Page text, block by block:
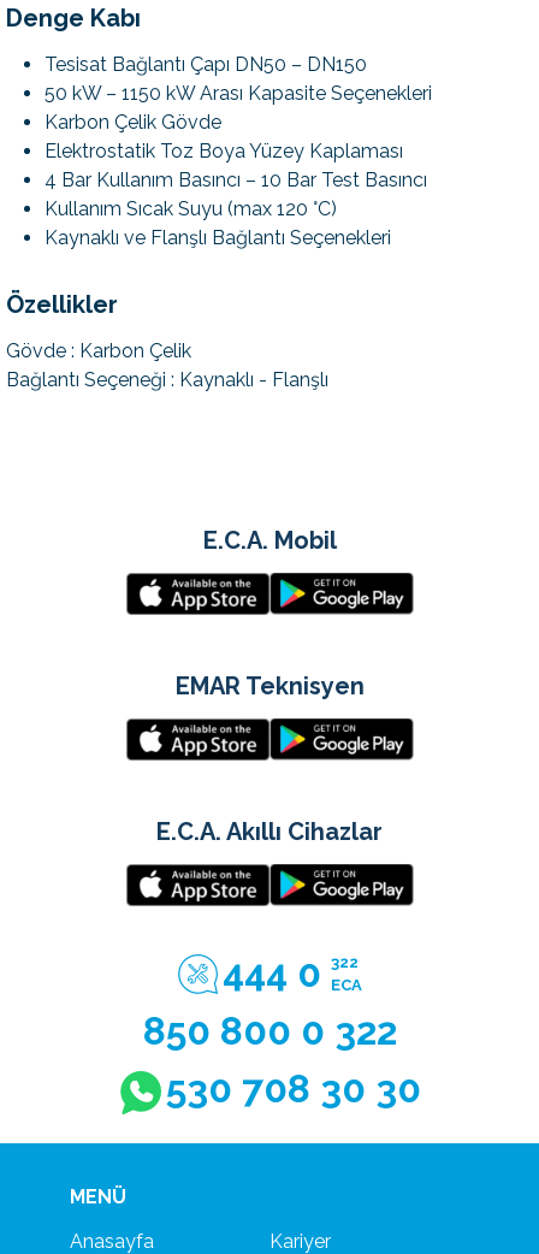
Denge Kabı
Tesisat Bağlantı Çapı DN50 – DN150
50 kW – 1150 kW Arası Kapasite Seçenekleri
Karbon Çelik Gövde
Elektrostatik Toz Boya Yüzey Kaplaması
4 Bar Kullanım Basıncı – 10 Bar Test Basıncı
Kullanım Sıcak Suyu (max 120 °C)
Kaynaklı ve Flanşlı Bağlantı Seçenekleri
Özellikler
Gövde : Karbon Çelik
Bağlantı Seçeneği : Kaynaklı - Flanşlı
E.C.A. Mobil
EMAR Teknisyen
E.C.A. Akıllı Cihazlar
444 0 322
ECA
850 800 0 322
530 708 30 30
MENÜ
Anasayfa
Kariyer